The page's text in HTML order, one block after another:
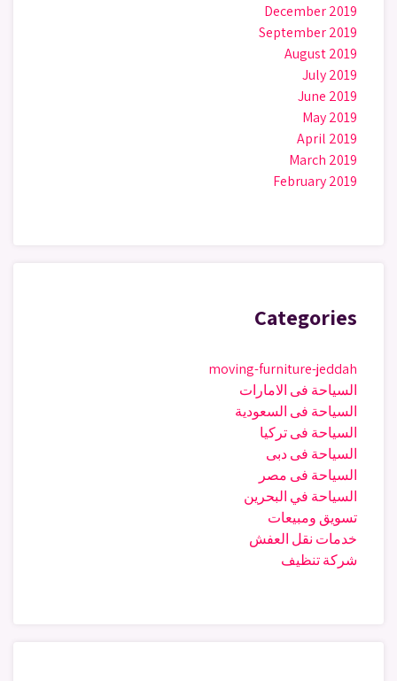
December 2019
September 2019
August 2019
July 2019
June 2019
May 2019
April 2019
March 2019
February 2019
Categories
moving-furniture-jeddah
السياحة فى الامارات
السياحة فى السعودية
السياحة فى تركيا
السياحة فى دبى
السياحة فى مصر
السياحة في البحرين
تسويق ومبيعات
خدمات نقل العفش
شركة تنظيف